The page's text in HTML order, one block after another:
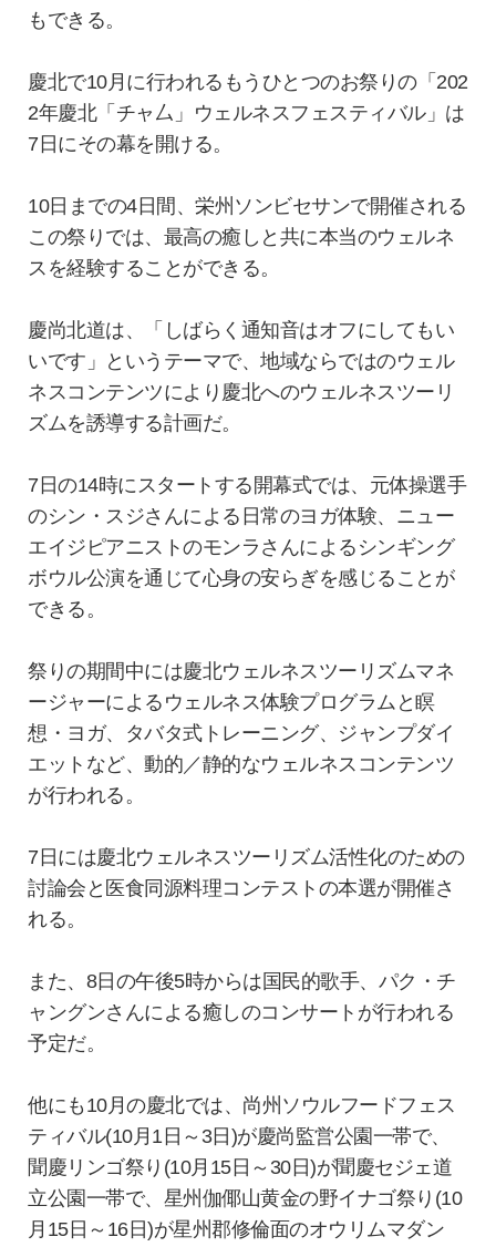
もできる。
慶北で10月に行われるもうひとつのお祭りの「202
2年慶北「チャ厶」ウェルネスフェスティバル」は
7日にその幕を開ける。
10日までの4日間、栄州ソンビセサンで開催される
この祭りでは、最高の癒しと共に本当のウェルネ
スを経験することができる。
慶尚北道は、「しばらく通知音はオフにしてもい
いです」というテーマで、地域ならではのウェル
ネスコンテンツにより慶北へのウェルネスツーリ
ズムを誘導する計画だ。
7日の14時にスタートする開幕式では、元体操選手
のシン・スジさんによる日常のヨガ体験、ニュー
エイジピアニストのモンラさんによるシンギング
ボウル公演を通じて心身の安らぎを感じることが
できる。
祭りの期間中には慶北ウェルネスツーリズムマネ
ージャーによるウェルネス体験プログラムと瞑
想・ヨガ、タバタ式トレーニング、ジャンプダイ
エットなど、動的／静的なウェルネスコンテンツ
が行われる。
7日には慶北ウェルネスツーリズム活性化のための
討論会と医食同源料理コンテストの本選が開催さ
れる。
また、8日の午後5時からは国民的歌手、パク・チ
ャングンさんによる癒しのコンサートが行われる
予定だ。
他にも10月の慶北では、尚州ソウルフードフェス
ティバル(10月1日～3日)が慶尚監営公園一帯で、
聞慶リンゴ祭り(10月15日～30日)が聞慶セジェ道
立公園一帯で、星州伽倻山黄金の野イナゴ祭り(10
月15日～16日)が星州郡修倫面のオウリムマダン